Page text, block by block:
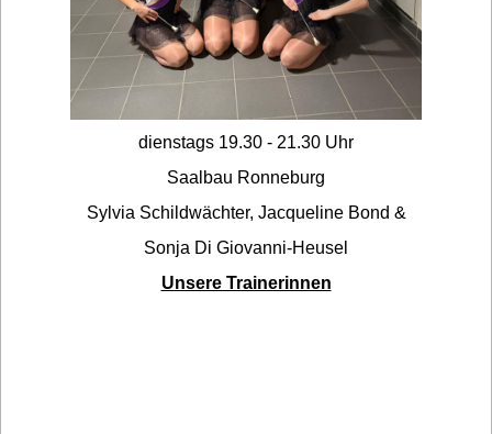
dienstags 19.30 - 21.30 Uhr
Saalbau Ronneburg
Sylvia Schildwächter, Jacqueline Bond &
Sonja Di Giovanni-Heusel
Unsere Trainerinnen